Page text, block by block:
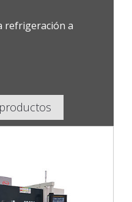
refrigeración a